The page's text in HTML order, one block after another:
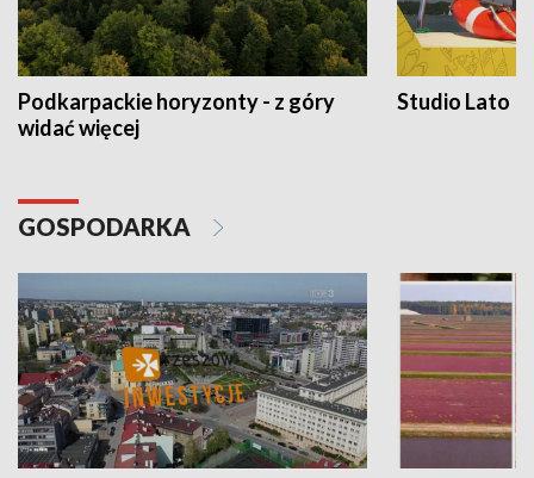
Podkarpackie horyzonty - z góry
widać więcej
Studio Lato
GOSPODARKA